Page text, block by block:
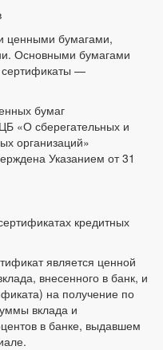
ценными бумагами,
Основными бумагами
сертификаты —
бумаг
«О сберегательных и
организаций»
Указанием от 31
кредитных
является ценной
внесенного в банк, и
на получение по
вклада и
в банке, выдавшем